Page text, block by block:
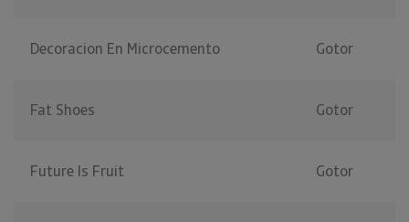
Decoracion En Microcemento Gotor
Fat Shoes Gotor
Future Is Fruit Gotor